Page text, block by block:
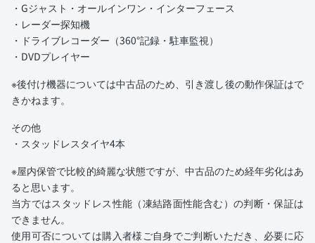
・Gジャスト・オールインワン・インターフェース
・レーダー探知機
・ドライブレコーダー（360°記録・駐車監視）
・DVDプレイヤー
※後付け機器については中古品のため、引き渡し後の動作保証はで
きかねます。
その他
・スタッドレスタイヤ4本
※屋内保管で比較的綺麗な状態ですが、中古品のため経年劣化はあ
ると思います。
当方ではスタッドレス性能（凍結路面性能含む）の判断・保証は
できません。
使用可否については購入者様ご自身でご判断いただき、必要に応